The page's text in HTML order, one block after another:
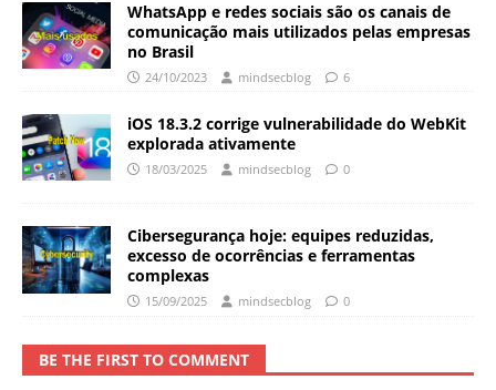
WhatsApp e redes sociais são os canais de
comunicação mais utilizados pelas empresas
no Brasil
24/10/2023 mindsecblog 6
iOS 18.3.2 corrige vulnerabilidade do WebKit
explorada ativamente
18/03/2025 mindsecblog 0
Cibersegurança hoje: equipes reduzidas,
excesso de ocorrências e ferramentas
complexas
15/09/2025 mindsecblog 0
BE THE FIRST TO COMMENT